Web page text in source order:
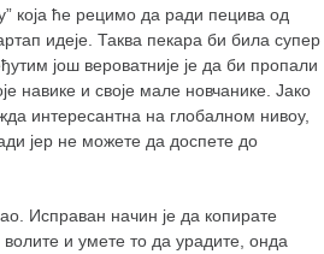
која ће рецимо да ради пецива од
идеје. Таква пекара би била супер
још вероватније је да би пропали
навике и своје мале новчанике. Јако
интересантна на глобалном нивоу,
јер не можете да доспете до
Исправан начин је да копирате
и умете то да урадите, онда